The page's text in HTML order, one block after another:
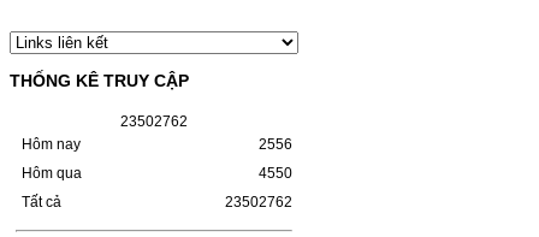
HỘP MỰC HP 110A
LBP 243/MF 461DW
HỘP MỰC HP 110A (W1110A) CHO DÒNG
MÁY LBP 243/MF 461DWMÃ HỘP MỰC:-
Mực in laser trắng đenSỬ DỤNG CHO MÁY
IN:- HP…
Giá : 249.000VND
THỐNG KÊ TRUY CẬP
23502762
Hôm nay
Hôm qua
Tất cả
2556
4550
23502762